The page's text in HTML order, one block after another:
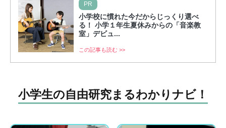
PR
小学校に慣れた今だからじっくり選べ
る！ 小学１年生夏休みからの「音楽教
室」デビュ...
この記事も読む >>
小学生の自由研究まるわかりナビ！